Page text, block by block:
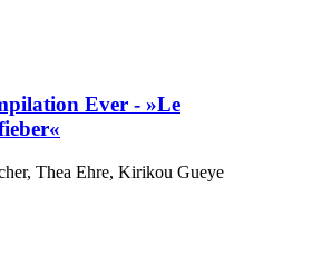
Ever - »Le
Thea Ehre, Kirikou Gueye